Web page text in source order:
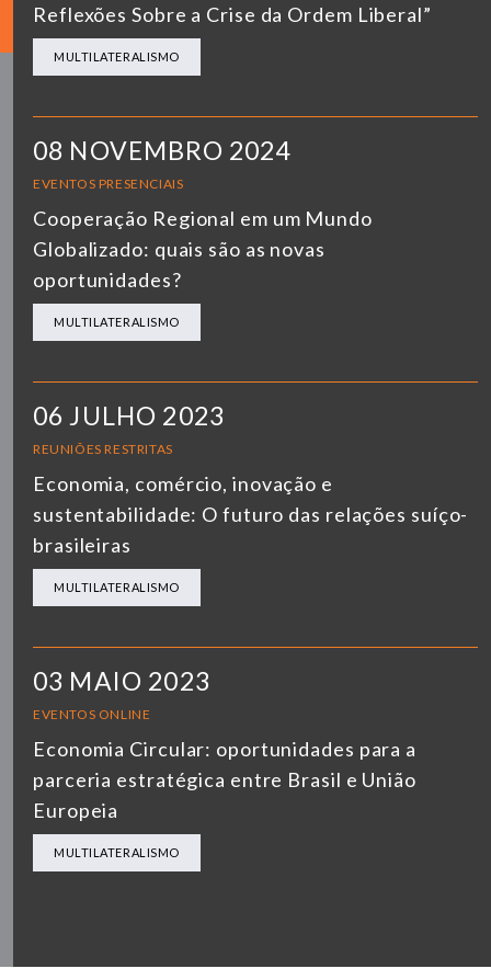
Reflexões Sobre a Crise da Ordem Liberal”
MULTILATERALISMO
08 NOVEMBRO 2024
EVENTOS PRESENCIAIS
Cooperação Regional em um Mundo
Globalizado: quais são as novas
oportunidades?
MULTILATERALISMO
06 JULHO 2023
REUNIÕES RESTRITAS
Economia, comércio, inovação e
sustentabilidade: O futuro das relações suíço-
brasileiras
MULTILATERALISMO
03 MAIO 2023
EVENTOS ONLINE
Economia Circular: oportunidades para a
parceria estratégica entre Brasil e União
Europeia
MULTILATERALISMO